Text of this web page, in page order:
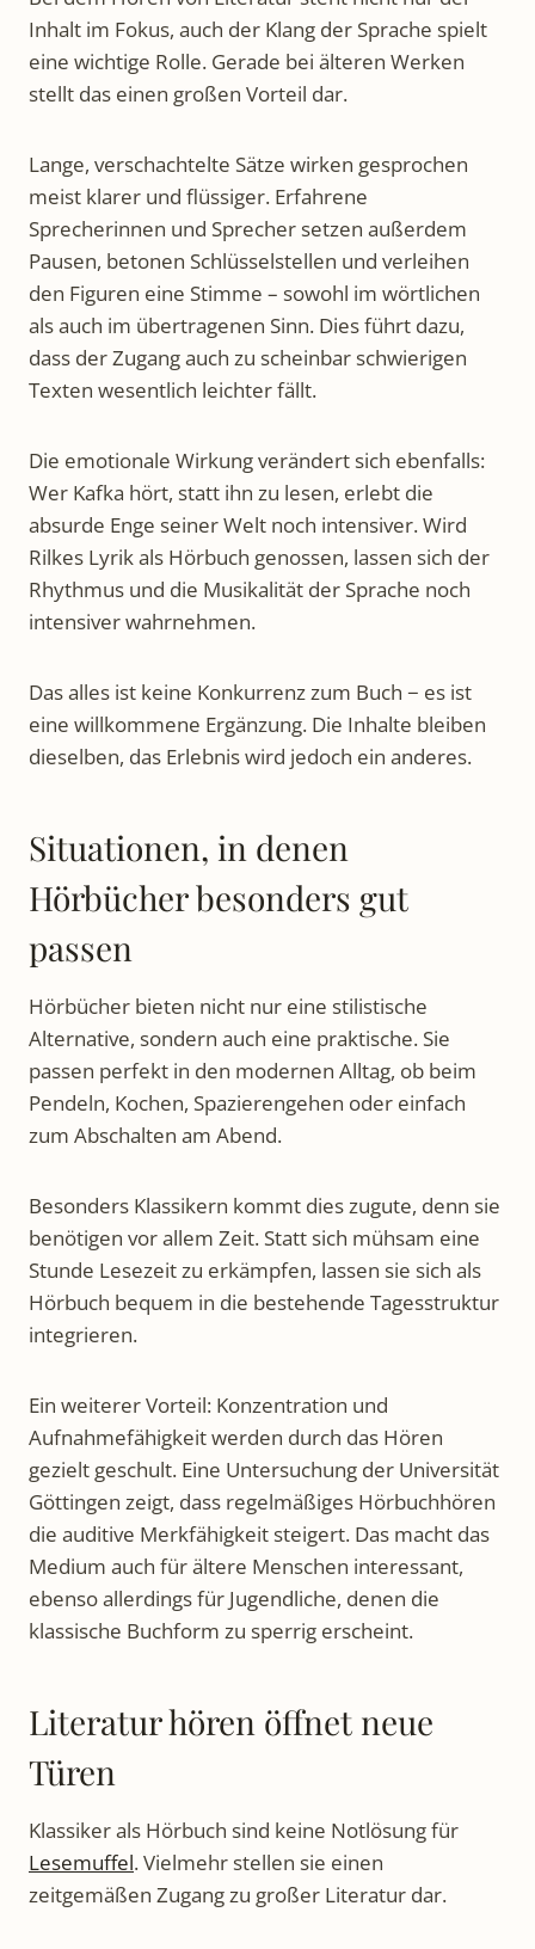
Inhalt im Fokus, auch der Klang der Sprache spielt
eine wichtige Rolle. Gerade bei älteren Werken
stellt das einen großen Vorteil dar.
Lange, verschachtelte Sätze wirken gesprochen
meist klarer und flüssiger. Erfahrene
Sprecherinnen und Sprecher setzen außerdem
Pausen, betonen Schlüsselstellen und verleihen
den Figuren eine Stimme – sowohl im wörtlichen
als auch im übertragenen Sinn. Dies führt dazu,
dass der Zugang auch zu scheinbar schwierigen
Texten wesentlich leichter fällt.
Die emotionale Wirkung verändert sich ebenfalls:
Wer Kafka hört, statt ihn zu lesen, erlebt die
absurde Enge seiner Welt noch intensiver. Wird
Rilkes Lyrik als Hörbuch genossen, lassen sich der
Rhythmus und die Musikalität der Sprache noch
intensiver wahrnehmen.
Das alles ist keine Konkurrenz zum Buch − es ist
eine willkommene Ergänzung. Die Inhalte bleiben
dieselben, das Erlebnis wird jedoch ein anderes.
Situationen, in denen
Hörbücher besonders gut
passen
Hörbücher bieten nicht nur eine stilistische
Alternative, sondern auch eine praktische. Sie
passen perfekt in den modernen Alltag, ob beim
Pendeln, Kochen, Spazierengehen oder einfach
zum Abschalten am Abend.
Besonders Klassikern kommt dies zugute, denn sie
benötigen vor allem Zeit. Statt sich mühsam eine
Stunde Lesezeit zu erkämpfen, lassen sie sich als
Hörbuch bequem in die bestehende Tagesstruktur
integrieren.
Ein weiterer Vorteil: Konzentration und
Aufnahmefähigkeit werden durch das Hören
gezielt geschult. Eine Untersuchung der Universität
Göttingen zeigt, dass regelmäßiges Hörbuchhören
die auditive Merkfähigkeit steigert. Das macht das
Medium auch für ältere Menschen interessant,
ebenso allerdings für Jugendliche, denen die
klassische Buchform zu sperrig erscheint.
Literatur hören öffnet neue
Türen
Klassiker als Hörbuch sind keine Notlösung für
Lesemuffel. Vielmehr stellen sie einen
zeitgemäßen Zugang zu großer Literatur dar.